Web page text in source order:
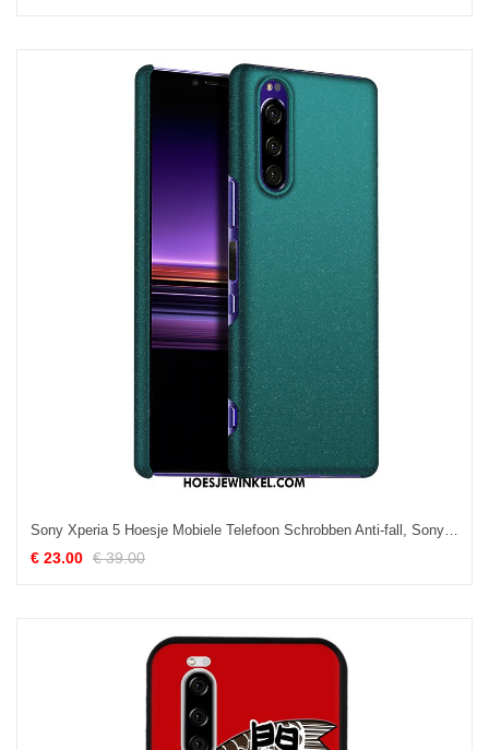
Sony Xperia 5 Hoesje Mobiele Telefoon Schrobben Anti-fall, Sony Xperia 5 Hoesje Groen Hard
€ 23.00 € 39.00